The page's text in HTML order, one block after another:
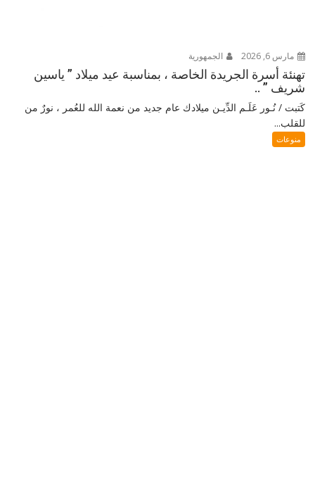
مارس 6, 2026 الجمهورية
تهنئة أسرة الجريدة الخاصة ، بمناسبة عيد ميلاد ” ياسين
شريف ” ..
كَتبت / نُـور عَلَـم الدِّيـن ميلادك عام جديد من نعمة الله للعُمر ، نورٌ من
للقلب...
منوعات